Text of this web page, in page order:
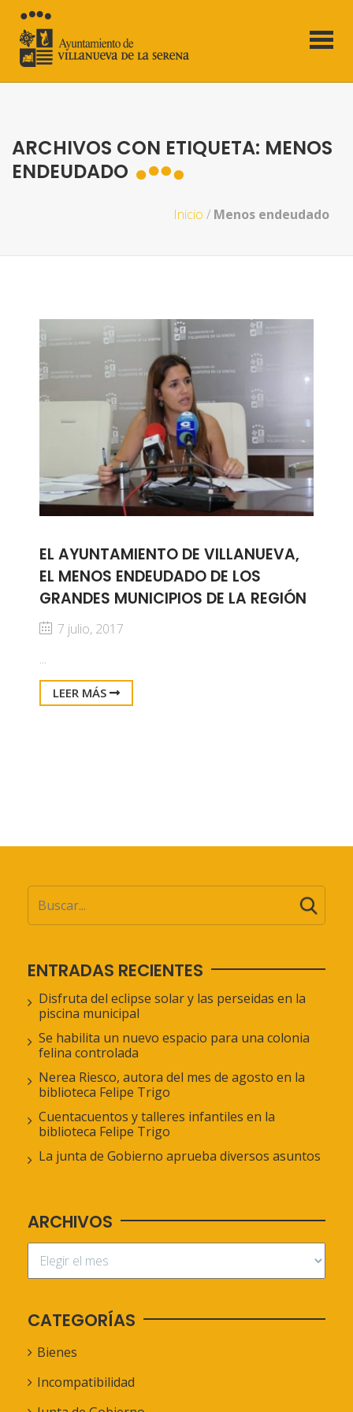
ARCHIVOS CON ETIQUETA: MENOS
ENDEUDADO
Inicio / Menos endeudado
EL AYUNTAMIENTO DE VILLANUEVA,
EL MENOS ENDEUDADO DE LOS
GRANDES MUNICIPIOS DE LA REGIÓN
7 julio, 2017
...
LEER MÁS
ENTRADAS RECIENTES
Disfruta del eclipse solar y las perseidas en la
piscina municipal
Se habilita un nuevo espacio para una colonia
felina controlada
Nerea Riesco, autora del mes de agosto en la
biblioteca Felipe Trigo
Cuentacuentos y talleres infantiles en la
biblioteca Felipe Trigo
La junta de Gobierno aprueba diversos asuntos
ARCHIVOS
CATEGORÍAS
Bienes
Incompatibilidad